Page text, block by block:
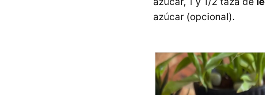
azúcar (opcional).